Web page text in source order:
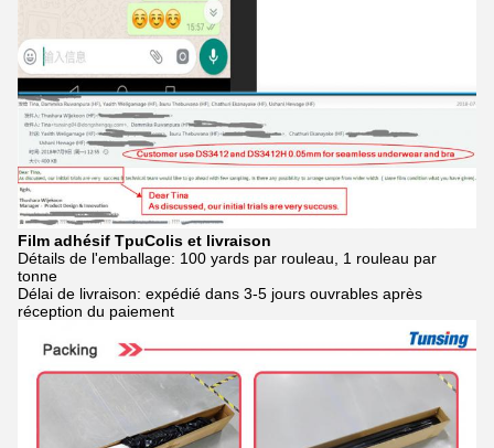
Film adhésif TpuColis et livraison
Détails de l'emballage: 100 yards par rouleau, 1 rouleau par
tonne
Délai de livraison: expédié dans 3-5 jours ouvrables après
réception du paiement